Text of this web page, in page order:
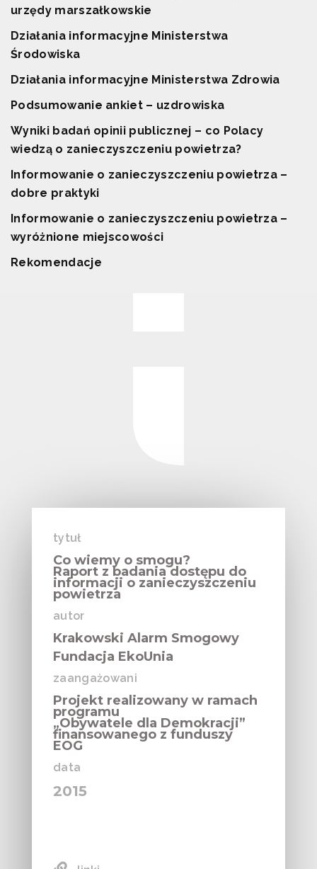
urzędy marszałkowskie
Działania informacyjne Ministerstwa
Środowiska
Działania informacyjne Ministerstwa Zdrowia
Podsumowanie ankiet – uzdrowiska
Wyniki badań opinii publicznej – co Polacy
wiedzą o zanieczyszczeniu powietrza?
Informowanie o zanieczyszczeniu powietrza –
dobre praktyki
Informowanie o zanieczyszczeniu powietrza –
wyróżnione miejscowości
Rekomendacje
tytuł
Co wiemy o smogu?
Raport z badania dostępu do
informacji o zanieczyszczeniu
powietrza
autor
Krakowski Alarm Smogowy
Fundacja EkoUnia
zaangażowani
Projekt realizowany w ramach
programu
„Obywatele dla Demokracji”
finansowanego z funduszy
EOG
data
2015